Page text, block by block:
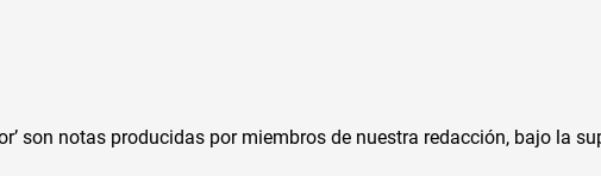
son notas producidas por miembros de nuestra redacción, bajo la